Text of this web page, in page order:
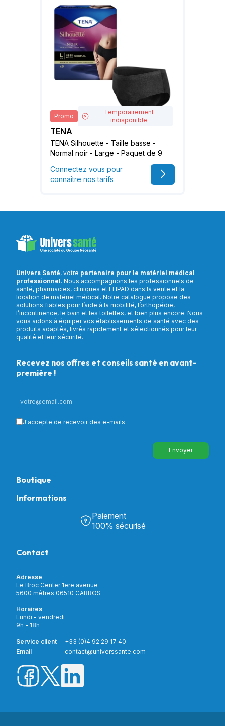
Promo
Temporairement
indisponible
TENA
TENA Silhouette - Taille basse -
Normal noir - Large - Paquet de 9
Connectez vous pour
connaître nos tarifs
Univers Santé, votre partenaire pour le matériel médical
professionnel. Nous accompagnons les professionnels de
santé, pharmacies, cliniques et EHPAD dans la vente et la
location de matériel médical. Notre catalogue propose des
solutions fiables pour l’aide à la mobilité, l’orthopédie,
l’incontinence, le bain et les toilettes, et bien plus encore. Nous
vous aidons à équiper vos établissements de santé avec des
produits adaptés, livrés rapidement et sélectionnés pour leur
qualité et leur sécurité.
Recevez nos offres et conseils santé en avant-
première !
J'accepte de recevoir des e-mails
Envoyer
Boutique
Puériculture
Incontinence
Soins & Diagnostic
Aide à la mobilité
Matériel de location
Nouveautés
Promotions
Prix barrés
Informations
Découvrir Univers Santé
Notre catalogue
Mon compte
Livraison et paiement
Paiement
100% sécurisé
Contact
Adresse
Le Broc Center 1ere avenue
5600 mètres 06510 CARROS
Horaires
Lundi - vendredi
9h - 18h
Service client
+33 (0)4 92 29 17 40
Email
contact@universsante.com